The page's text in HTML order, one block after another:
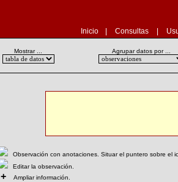
Inicio Consultas
Mostrar ... Agrupar datos por ...
Observación con anotaciones. Situar el puntero sobre el
Editar la observación.
+ Ampliar información.